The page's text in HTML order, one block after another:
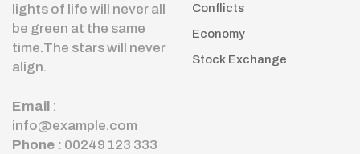
lights of life will never all
be green at the same
time.The stars will never
align.
Email :
info@example.com
Phone : 00249 123 333
Conflicts
Economy
Stock Exchange